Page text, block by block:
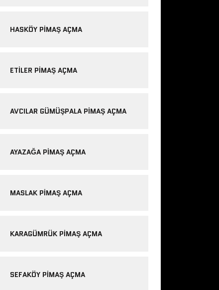
HASKÖY PIMAŞ AÇMA
ETILER PIMAŞ AÇMA
AVCILAR GÜMÜŞPALA PIMAŞ AÇMA
AYAZAĞA PIMAŞ AÇMA
MASLAK PIMAŞ AÇMA
KARAGÜMRÜK PIMAŞ AÇMA
SEFAKÖY PIMAŞ AÇMA